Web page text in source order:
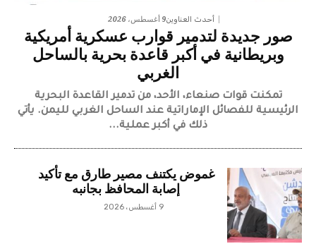
أحدث العناوين9 أغسطس، 2026
صور جديدة لتدمير قوارب عسكرية أمريكية
وبريطانية في أكبر قاعدة بحرية بالساحل
الغربي
تمكنت قوات صنعاء، الأحد، من تدمير القاعدة البحرية
الرئيسية للفصائل الإماراتية عند الساحل الغربي لليمن. يأتي
ذلك في أكبر عملية...
غموض يكتنف مصير طارق مع تأكيد
إصابة المحافظ بجانبه
9 أغسطس، 2026